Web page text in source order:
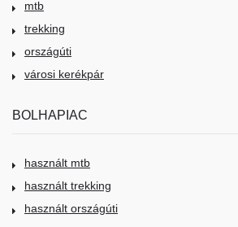
mtb
trekking
országúti
városi kerékpár
BOLHAPIAC
használt mtb
használt trekking
használt országúti